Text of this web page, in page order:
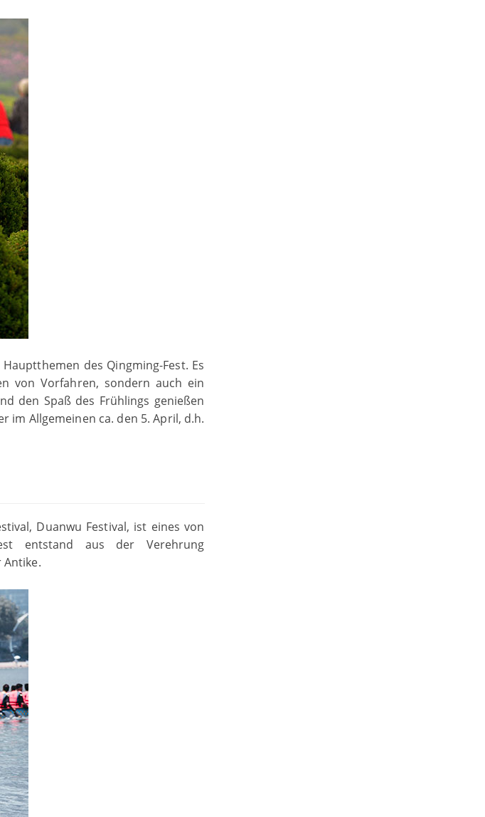
des Qingming-Fest. Es
von Vorfahren, sondern auch ein
den Spaß des Frühlings genießen
im Allgemeinen ca. den 5. April, d.h.
Duanwu Festival, ist eines von
entstand aus der Verehrung